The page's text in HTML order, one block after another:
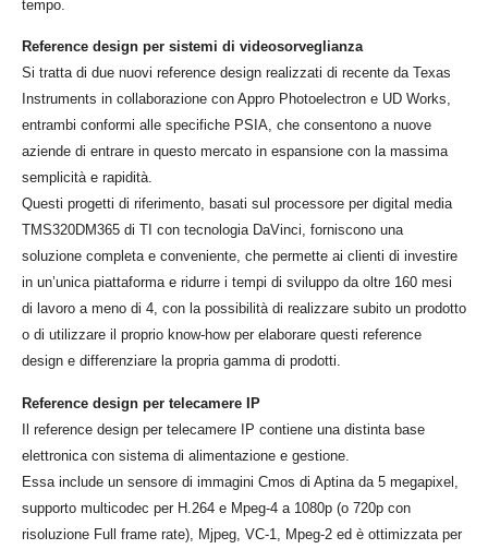
tempo.
Reference design per sistemi di videosorveglianza
Si tratta di due nuovi reference design realizzati di recente da Texas
Instruments in collaborazione con Appro Photoelectron e UD Works,
entrambi conformi alle specifiche PSIA, che consentono a nuove
aziende di entrare in questo mercato in espansione con la massima
semplicità e rapidità.
Questi progetti di riferimento, basati sul processore per digital media
TMS320DM365 di TI con tecnologia DaVinci, forniscono una
soluzione completa e conveniente, che permette ai clienti di investire
in un’unica piattaforma e ridurre i tempi di sviluppo da oltre 160 mesi
di lavoro a meno di 4, con la possibilità di realizzare subito un prodotto
o di utilizzare il proprio know-how per elaborare questi reference
design e differenziare la propria gamma di prodotti.
Reference design per telecamere IP
Il reference design per telecamere IP contiene una distinta base
elettronica con sistema di alimentazione e gestione.
Essa include un sensore di immagini Cmos di Aptina da 5 megapixel,
supporto multicodec per H.264 e Mpeg-4 a 1080p (o 720p con
risoluzione Full frame rate), Mjpeg, VC-1, Mpeg-2 ed è ottimizzata per